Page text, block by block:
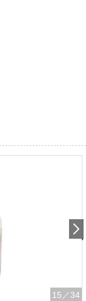
15 ／34